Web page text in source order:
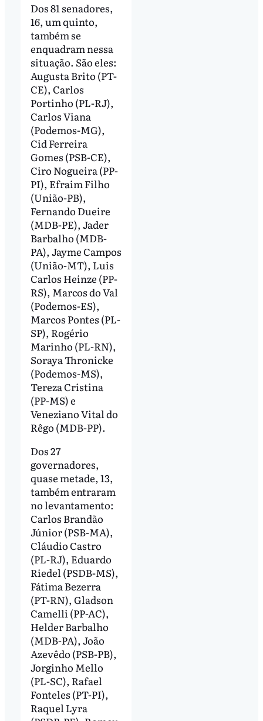
Dos 81 senadores,
16, um quinto,
também se
enquadram nessa
situação. São eles:
Augusta Brito (PT-
CE), Carlos
Portinho (PL-RJ),
Carlos Viana
(Podemos-MG),
Cid Ferreira
Gomes (PSB-CE),
Ciro Nogueira (PP-
PI), Efraim Filho
(União-PB),
Fernando Dueire
(MDB-PE), Jader
Barbalho (MDB-
PA), Jayme Campos
(União-MT), Luis
Carlos Heinze (PP-
RS), Marcos do Val
(Podemos-ES),
Marcos Pontes (PL-
SP), Rogério
Marinho (PL-RN),
Soraya Thronicke
(Podemos-MS),
Tereza Cristina
(PP-MS) e
Veneziano Vital do
Rêgo (MDB-PP).
Dos 27
governadores,
quase metade, 13,
também entraram
no levantamento:
Carlos Brandão
Júnior (PSB-MA),
Cláudio Castro
(PL-RJ), Eduardo
Riedel (PSDB-MS),
Fátima Bezerra
(PT-RN), Gladson
Camelli (PP-AC),
Helder Barbalho
(MDB-PA), João
Azevêdo (PSB-PB),
Jorginho Mello
(PL-SC), Rafael
Fonteles (PT-PI),
Raquel Lyra